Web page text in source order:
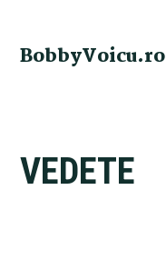
primary
main
primary
footer
BobbyVoicu.ro
VEDETE